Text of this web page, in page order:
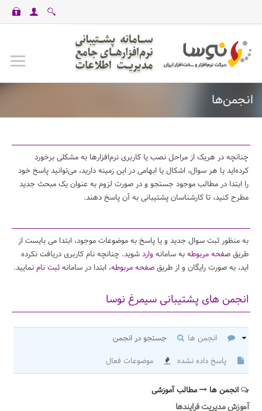
انجمن‌ها
چنانچه در هریک از مراحل نصب یا کاربری نرم‌افزارها به مشکلی برخورد
کرده‌اید یا هر سوال، اشکال یا ابهامی در این زمینه دارید، می‌توانید پاسخ خود
را ابتدا در مطالب موجود جستجو و در صورت لزوم به عنوان یک مبحث جدید
مطرح کنید، تا کارشناسان پشتیبانی به آن پاسخ دهند.
به منظور ثبت سوال جدید و یا پاسخ به موضوعات موجود، ابتدا می بایست از
طریقصفحه مربوطهبه سامانه واردشوید. چنانچه نام کاربری دریافت نکرده
اید، به صورت رایگان و از طریقصفحه مربوطه، ابتدا در سامانهثبت نامنمایید.
انجمن های پشتیبانی سیمرغ نوسا
انجمن ها
جستجو در انجمن
پاسخ داده نشده
موضوعات فعال
انجمن ها مطالب آموزشی
آموزش مدیریت فرایندها